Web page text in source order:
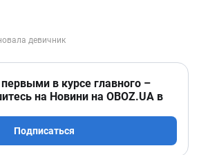
в курсе главного –
на Новини на OBOZ.UA в
Подписаться